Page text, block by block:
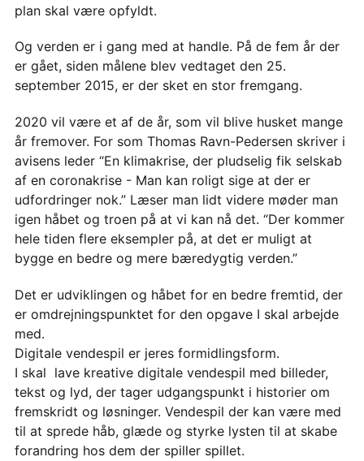
plan skal være opfyldt.
Og verden er i gang med at handle. På de fem år der
er gået, siden målene blev vedtaget den 25.
september 2015, er der sket en stor fremgang.
2020 vil være et af de år, som vil blive husket mange
år fremover. For som Thomas Ravn-Pedersen skriver i
avisens leder “En klimakrise, der pludselig fik selskab
af en coronakrise - Man kan roligt sige at der er
udfordringer nok.” Læser man lidt videre møder man
igen håbet og troen på at vi kan nå det. “Der kommer
hele tiden flere eksempler på, at det er muligt at
bygge en bedre og mere bæredygtig verden.”
Det er udviklingen og håbet for en bedre fremtid, der
er omdrejningspunktet for den opgave I skal arbejde
med.
Digitale vendespil er jeres formidlingsform.
I skal lave kreative digitale vendespil med billeder,
tekst og lyd, der tager udgangspunkt i historier om
fremskridt og løsninger. Vendespil der kan være med
til at sprede håb, glæde og styrke lysten til at skabe
forandring hos dem der spiller spillet.